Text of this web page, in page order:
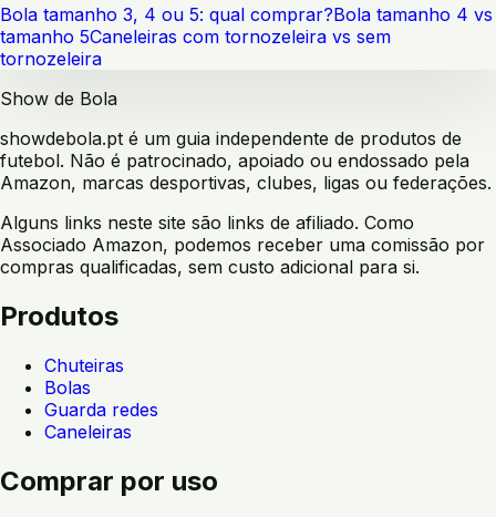
Bola tamanho 3, 4 ou 5: qual comprar?Bola tamanho 4 vs
tamanho 5Caneleiras com tornozeleira vs sem
tornozeleira
Show de Bola
showdebola.pt é um guia independente de produtos de
futebol. Não é patrocinado, apoiado ou endossado pela
Amazon, marcas desportivas, clubes, ligas ou federações.
Alguns links neste site são links de afiliado. Como
Associado Amazon, podemos receber uma comissão por
compras qualificadas, sem custo adicional para si.
Produtos
Chuteiras
Bolas
Guarda redes
Caneleiras
Comprar por uso